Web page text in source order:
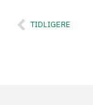
TIDLIGERE